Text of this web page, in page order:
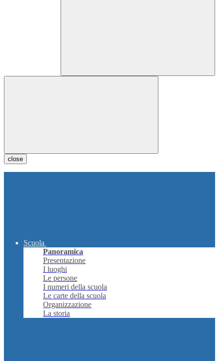
close
Scuola
Panoramica
Presentazione
I luoghi
Le persone
I numeri della scuola
Le carte della scuola
Organizzazione
La storia